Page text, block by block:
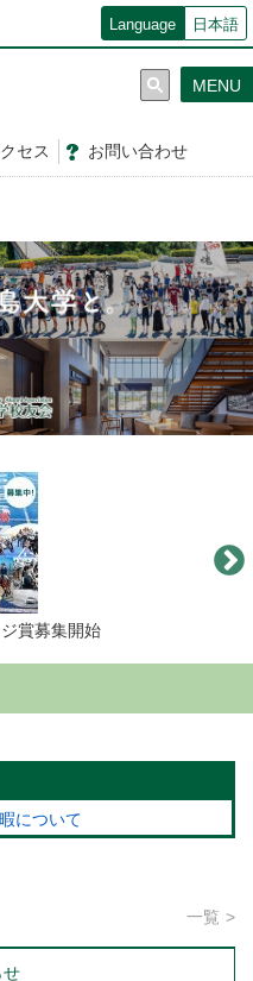
Language 日本語
セス お問い合わせ
MENU
賞募集開始
について
一覧
せ